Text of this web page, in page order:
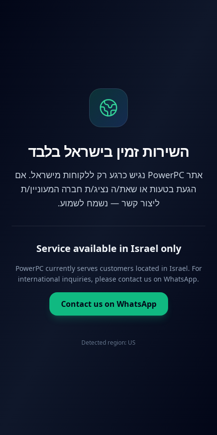
השירות זמין בישראל בלבד
אתר PowerPC נגיש כרגע רק ללקוחות מישראל. אם
הגעת בטעות או שאת/ה נציג/ת חברה המעוניין/ת
ליצור קשר — נשמח לשמוע.
Service available in Israel only
PowerPC currently serves customers located in Israel. For
international inquiries, please contact us on WhatsApp.
Contact us on WhatsApp
Detected region: US